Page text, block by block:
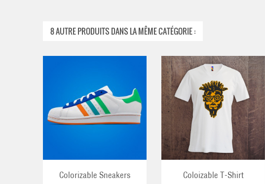
8 AUTRE PRODUITS DANS LA MÊME CATÉGORIE :
Colorizable Sneakers
AJOUTER AU PANIER
Coloizable T-Shirt
AJOUTER AU PANIER